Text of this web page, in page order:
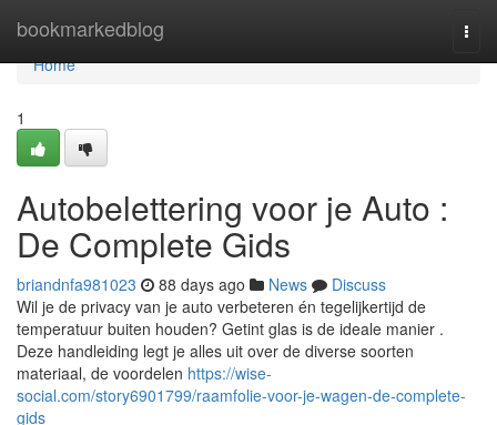
bookmarkedblog
Home
Home
1
Autobelettering voor je Auto :
De Complete Gids
briandnfa981023 88 days ago News
Discuss
Wil je de privacy van je auto verbeteren én tegelijkertijd de
temperatuur buiten houden? Getint glas is de ideale manier .
Deze handleiding legt je alles uit over de diverse soorten
materiaal, de voordelen https://wise-
social.com/story6901799/raamfolie-voor-je-wagen-de-complete-
gids